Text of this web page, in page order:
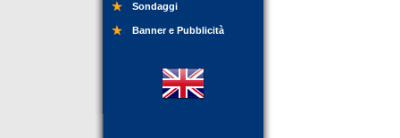
Sondaggi
Banner e Pubblicità